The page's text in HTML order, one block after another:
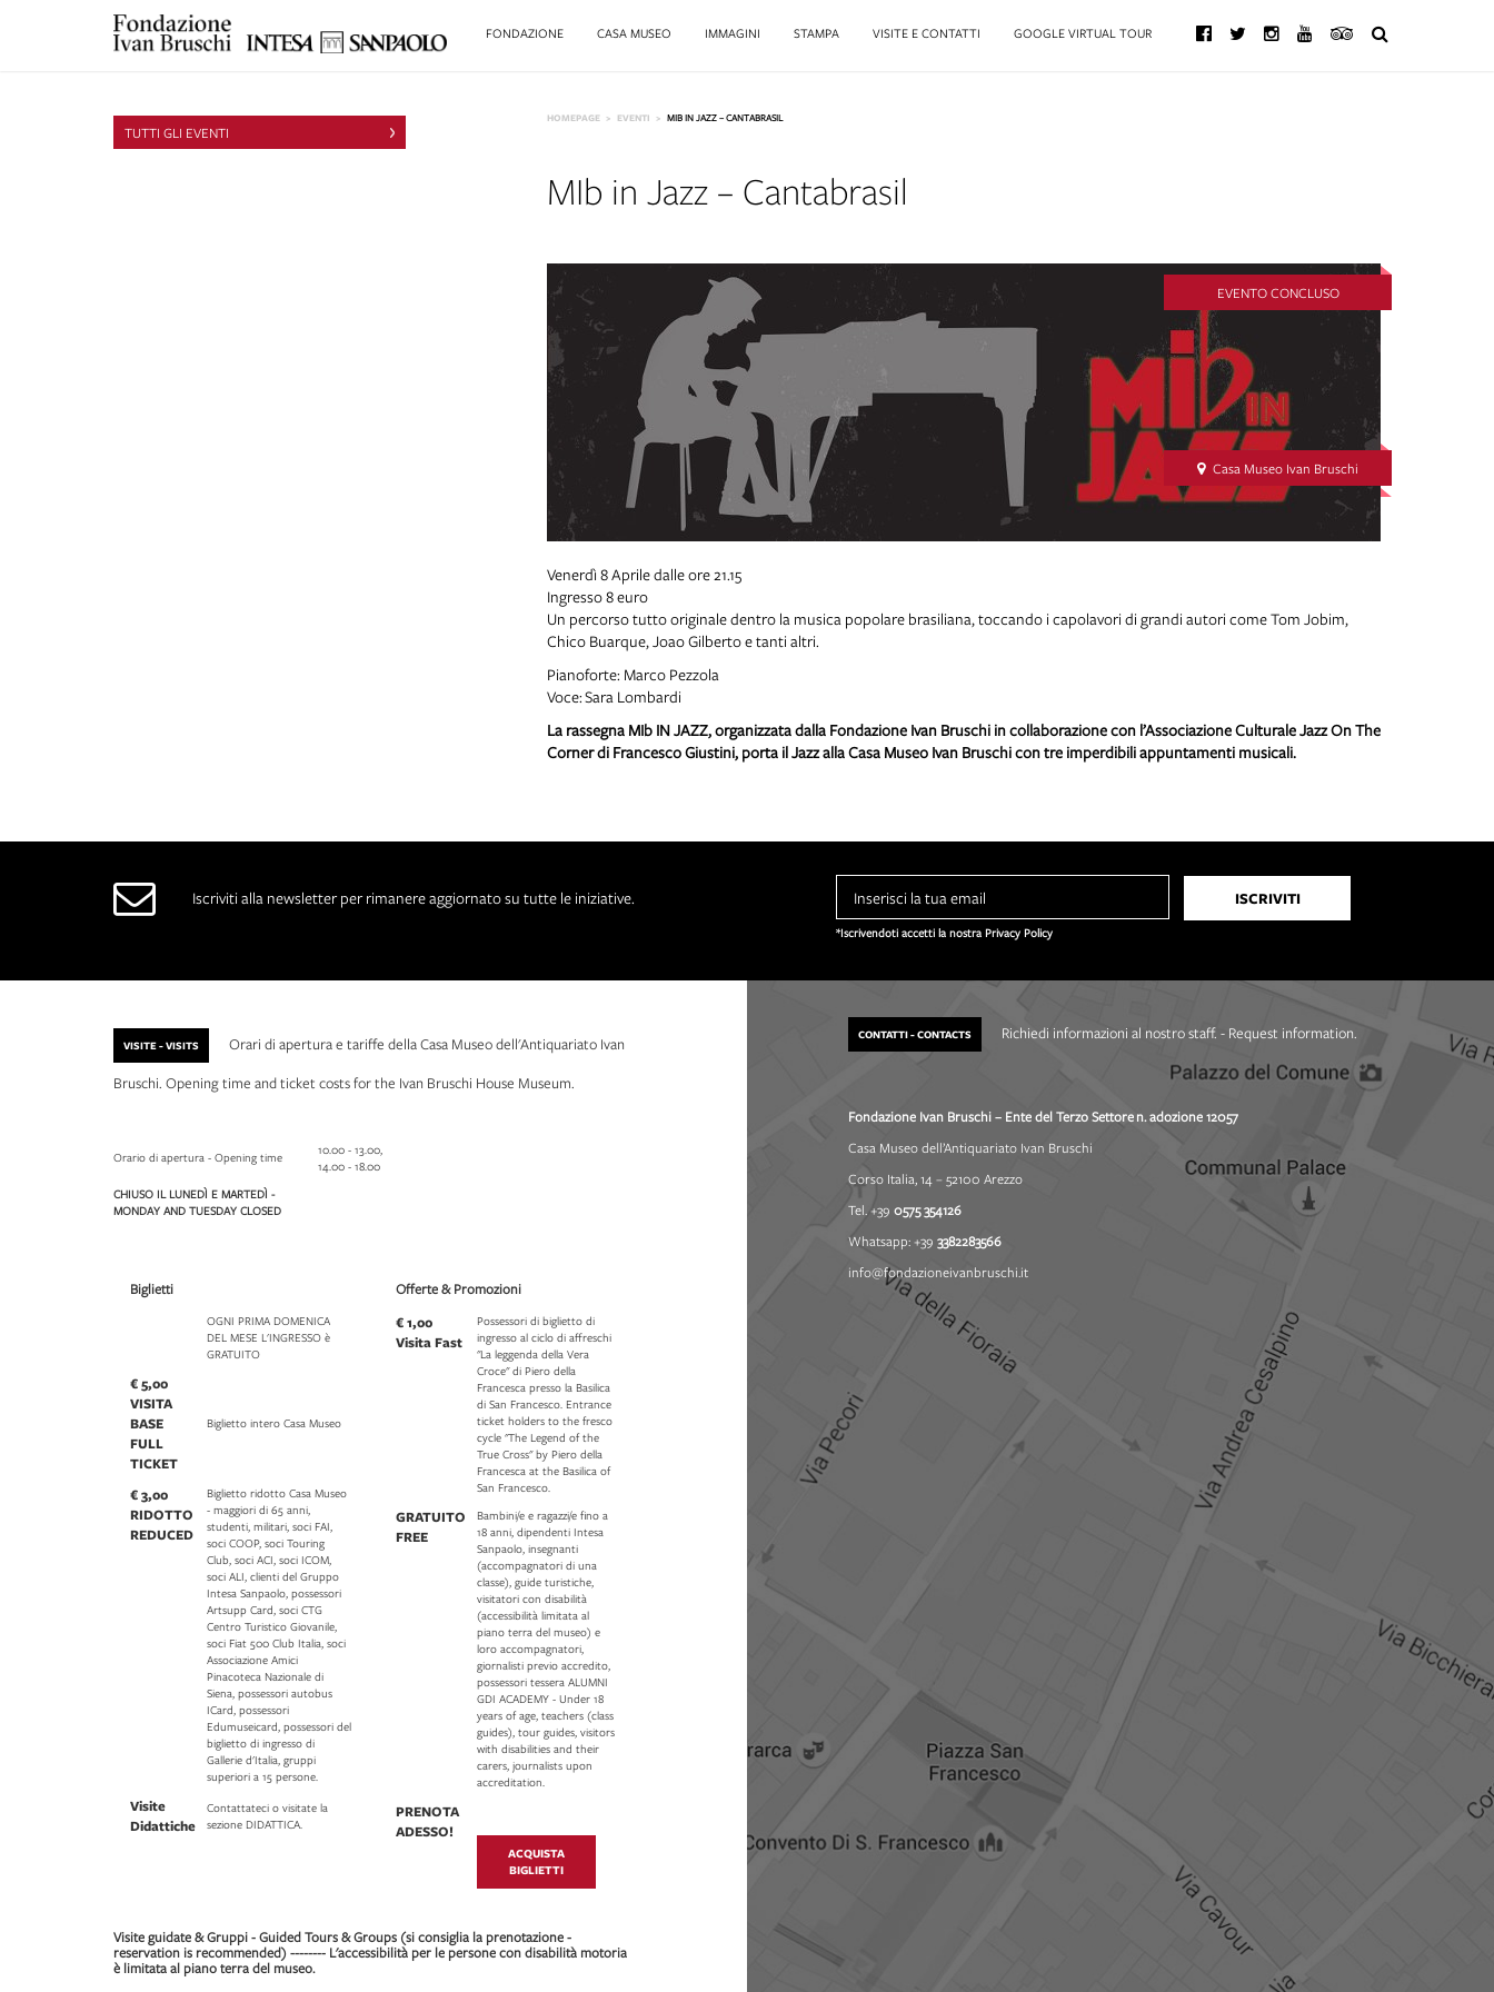
FONDAZIONE CASA MUSEO IMMAGINI STAMPA VISITE E CONTATTI GOOGLE VIRTUAL TOUR
TUTTI GLI EVENTI
HOMEPAGE EVENTI MIB IN JAZZ – CANTABRASIL
MIb in Jazz – Cantabrasil
EVENTO CONCLUSO
Casa Museo Ivan Bruschi
Venerdì 8 Aprile dalle ore 21.15
Ingresso 8 euro
Un percorso tutto originale dentro la musica popolare brasiliana, toccando i capolavori di grandi autori come Tom Jobim,
Chico Buarque, Joao Gilberto e tanti altri.
Pianoforte: Marco Pezzola
Voce: Sara Lombardi
La rassegna MIb IN JAZZ, organizzata dalla Fondazione Ivan Bruschi in collaborazione con l’Associazione Culturale Jazz On The
Corner di Francesco Giustini, porta il Jazz alla Casa Museo Ivan Bruschi con tre imperdibili appuntamenti musicali.
Iscriviti alla newsletter per rimanere aggiornato su tutte le iniziative.
*Iscrivendoti accetti la nostra Privacy Policy
VISITE - VISITS
Orari di apertura e tariffe della Casa Museo dell'Antiquariato Ivan
Bruschi. Opening time and ticket costs for the Ivan Bruschi House Museum.
Orario di apertura - Opening time
10.00 - 13.00,
14.00 - 18.00
CHIUSO IL LUNEDÌ E MARTEDÌ -
MONDAY AND TUESDAY CLOSED
Biglietti
OGNI PRIMA DOMENICA
DEL MESE L'INGRESSO è
GRATUITO
€ 5,00
VISITA
BASE
FULL
TICKET
Biglietto intero Casa Museo
€ 3,00
RIDOTTO
REDUCED
Biglietto ridotto Casa Museo
- maggiori di 65 anni,
studenti, militari, soci FAI,
soci COOP, soci Touring
Club, soci ACI, soci ICOM,
soci ALI, clienti del Gruppo
Intesa Sanpaolo, possessori
Artsupp Card, soci CTG
Centro Turistico Giovanile,
soci Fiat 500 Club Italia, soci
Associazione Amici
Pinacoteca Nazionale di
Siena, possessori autobus
ICard, possessori
Edumuseicard, possessori del
biglietto di ingresso di
Gallerie d'Italia, gruppi
superiori a 15 persone.
Visite
Didattiche
Contattateci o visitate la
sezione DIDATTICA.
Offerte & Promozioni
€ 1,00
Visita Fast
Possessori di biglietto di
ingresso al ciclo di affreschi
"La leggenda della Vera
Croce" di Piero della
Francesca presso la Basilica
di San Francesco. Entrance
ticket holders to the fresco
cycle "The Legend of the
True Cross" by Piero della
Francesca at the Basilica of
San Francesco.
GRATUITO
FREE
Bambini/e e ragazzi/e fino a
18 anni, dipendenti Intesa
Sanpaolo, insegnanti
(accompagnatori di una
classe), guide turistiche,
visitatori con disabilità
(accessibilità limitata al
piano terra del museo) e
loro accompagnatori,
giornalisti previo accredito,
possessori tessera ALUMNI
GDI ACADEMY - Under 18
years of age, teachers (class
guides), tour guides, visitors
with disabilities and their
carers, journalists upon
accreditation.
PRENOTA
ADESSO!
ACQUISTA
BIGLIETTI
Visite guidate & Gruppi - Guided Tours & Groups (si consiglia la prenotazione -
reservation is recommended) -------- L'accessibilità per le persone con disabilità motoria
è limitata al piano terra del museo.
CONTATTI - CONTACTS Richiedi informazioni al nostro staff. - Request information.
Fondazione Ivan Bruschi – Ente del Terzo Settoren. adozione 12057
Casa Museo dell’Antiquariato Ivan Bruschi
Corso Italia, 14 – 52100 Arezzo
Tel. +390575 354126
Whatsapp: +39 3382283566
info@fondazioneivanbruschi.it